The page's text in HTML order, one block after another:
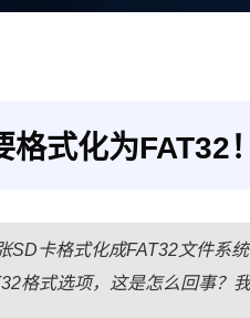
式化为FAT32！
SD卡格式化成FAT32文件系
格式选项，这是怎么回事？